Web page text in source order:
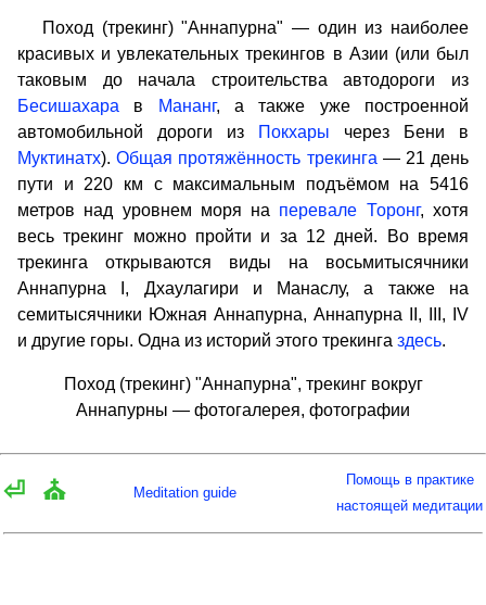
Поход (трекинг) "Аннапурна" — один из наиболее
красивых и увлекательных трекингов в Азии (или был
таковым до начала строительства автодороги из
Бесишахара в Мананг, а также уже построенной
автомобильной дороги из
Покхары через Бени в
Муктинатх).Общая протяжённость трекинга — 21 день
пути и 220 км с максимальным подъёмом на 5416
метров над уровнем моря на перевале Торонг, хотя
весь трекинг можно пройти и за 12 дней. Во время
трекинга открываются виды на восьмитысячники
Аннапурна I, Дхаулагири и Манаслу, а также на
семитысячники Южная Аннапурна, Аннапурна II, III, IV
и другие горы. Одна из историй этого трекинга здесь.
Поход (трекинг) "Аннапурна", трекинг вокруг
Аннапурны — фотогалерея, фотографии
⏎ ⛪ Meditation guide
Помощь в практике
настоящей медитации